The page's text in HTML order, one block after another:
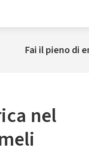
Fai il pieno di
nel